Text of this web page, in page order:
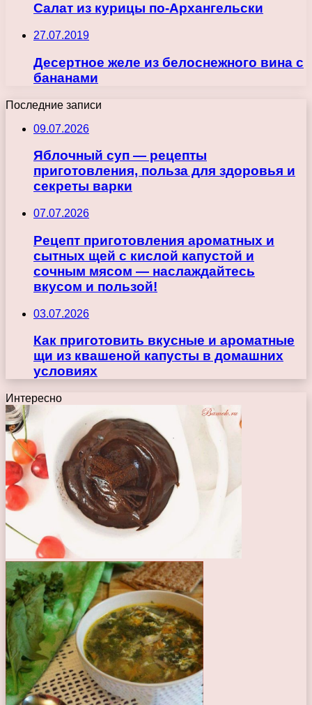
Салат из курицы по-Архангельски
27.07.2019
Десертное желе из белоснежного вина с
бананами
Последние записи
09.07.2026
Яблочный суп — рецепты
приготовления, польза для здоровья и
секреты варки
07.07.2026
Рецепт приготовления ароматных и
сытных щей с кислой капустой и
сочным мясом — наслаждайтесь
вкусом и пользой!
03.07.2026
Как приготовить вкусные и ароматные
щи из квашеной капусты в домашних
условиях
Интересно